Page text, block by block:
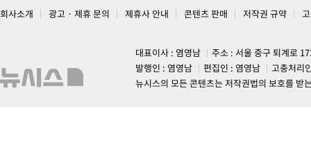
회사소개 광고 · 제휴 문의 제휴사 안내 콘텐츠 판매 저작권 규약
대표이사 : 염영남
주소 : 서울 중구 퇴계로
발행인 : 염영남
편집인 : 염영남
고충처리
뉴시스의 모든 콘텐츠는 저작권법의 보호를